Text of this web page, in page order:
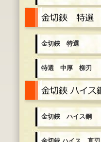
金切鋏 特選
特選 中厚 柳刃
金切鋏 ハイス鋼